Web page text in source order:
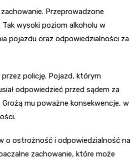
Przeprowadzone
Tak wysoki poziom alkoholu w
pojazdu oraz odpowiedzialności za
policję. Pojazd, którym
odpowiedzieć przed sądem za
mu poważne konsekwencje, w
o ostrożność i odpowiedzialność na
zachowanie, które może